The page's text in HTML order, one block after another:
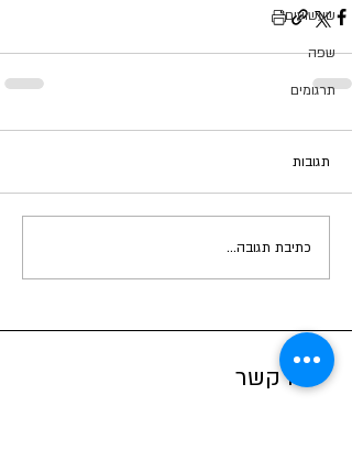
שעשועים
שפה
תרגומים
תגובות
כתיבת תגובה...
צרו קשר